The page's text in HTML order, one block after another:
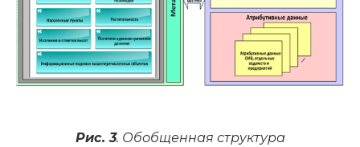
Рис. 3. Обобщенная структура